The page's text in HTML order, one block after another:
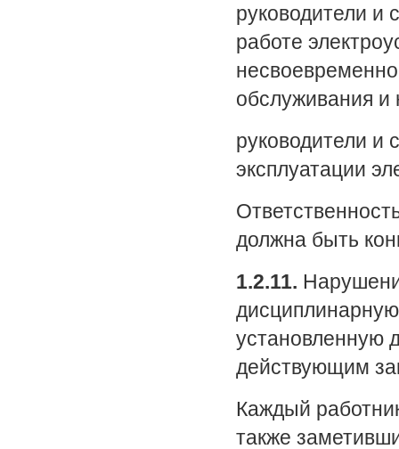
руководители и
работе
обслуживания и
руководители и
эксплуатации
должна быть
1.2.11.
установленную
действующим
Каждый
также